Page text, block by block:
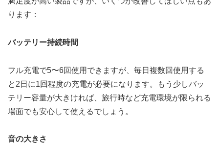
ります：
バッテリー持続時間
フル充電で5〜6回使用できますが、毎日複数回使用する
と2日に1回程度の充電が必要になります。もう少しバッ
テリー容量が大きければ、旅行時など充電環境が限られる
場面でも安心して使えるでしょう。
音の大きさ